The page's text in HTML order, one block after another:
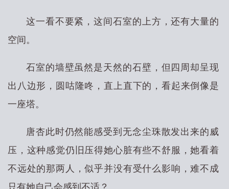
这一看不要紧，这间石室的上方，还有大量的
空间。
石室的墙壁虽然是天然的石壁，但四周却呈现
出八边形，圆咕隆咚，直上直下的，看起来倒像是
一座塔。
唐杏此时仍然能感受到无念尘珠散发出来的威
压，这种感觉仍旧压得她心脏有些不舒服，她看着
不远处的那两人，似乎并没有受什么影响，难不成
只有她自己会感到不适？